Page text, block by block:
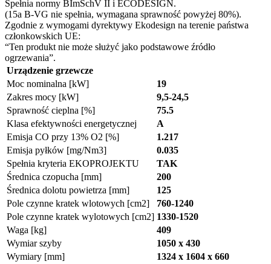
Spełnia normy BImSchV II i ECODESIGN.
(15a B-VG nie spełnia, wymagana sprawność powyżej 80%).
Zgodnie z wymogami dyrektywy Ekodesign na terenie państwa
członkowskich UE:
“Ten produkt nie może służyć jako podstawowe źródło
ogrzewania”.
Urządzenie grzewcze
Moc nominalna [kW]
19
Zakres mocy [kW]
9,5-24,5
Sprawność cieplna [%]
75.5
Klasa efektywności energetycznej
A
Emisja CO przy 13% O2 [%]
1.217
Emisja pyłków [mg/Nm3]
0.035
Spełnia kryteria EKOPROJEKTU
TAK
Średnica czopucha [mm]
200
Średnica dolotu powietrza [mm]
125
Pole czynne kratek wlotowych [cm2]
760-1240
Pole czynne kratek wylotowych [cm2] 1330-1520
Waga [kg]
409
Wymiar szyby
1050 x 430
Wymiary [mm]
1324 x 1604 x 660